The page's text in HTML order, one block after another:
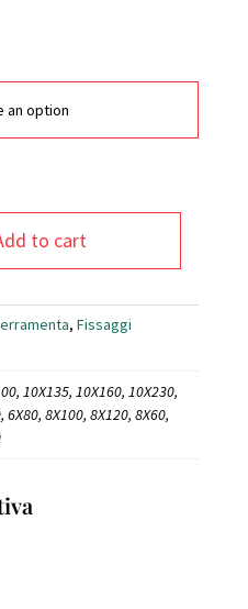
to cart
, Fissaggi
10X135, 10X160, 10X230,
6X80, 8X100, 8X120, 8X60,